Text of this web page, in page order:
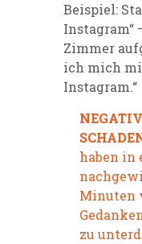
Beispiel:
Instagram“
Zimmer
ich mich
Instagram.“
haben in
Minuten
zu